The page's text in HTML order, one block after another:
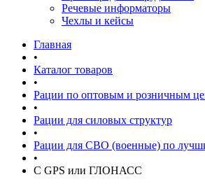
Речевые информаторы
Чехлы и кейсы
Главная
•
Каталог товаров
•
Рации по оптовым и розничным
•
Рации для силовых структур
•
Рации для СВО (военные) по
•
С GPS или ГЛОНАСС